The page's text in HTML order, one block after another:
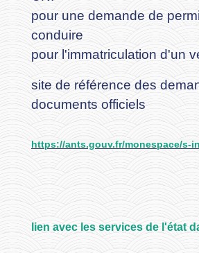
pour une demande de
conduire
pour l'immatriculation d'un
site de référence des
documents officiels
https://ants.gouv.fr/monespace/s-
lien avec les services de l'état